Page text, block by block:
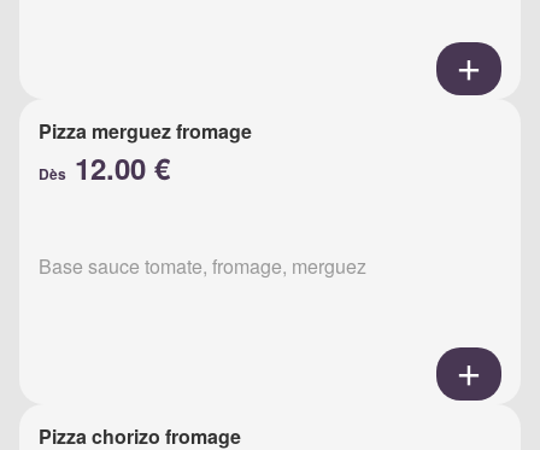
Pizza merguez fromage
Dès 12.00 €
Base sauce tomate, fromage, merguez
Pizza chorizo fromage